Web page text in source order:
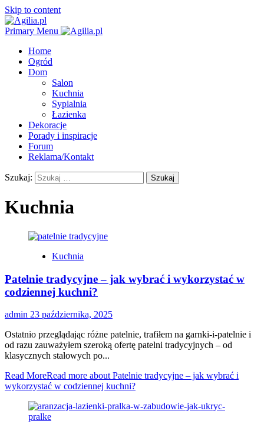
Skip to content
Primary Menu
Home
Ogród
Dom
Salon
Kuchnia
Sypialnia
Łazienka
Dekoracje
Porady i inspiracje
Forum
Reklama/Kontakt
Szukaj:
Kuchnia
Kuchnia
Patelnie tradycyjne – jak wybrać i wykorzystać w
codziennej kuchni?
admin 23 października, 2025
Ostatnio przeglądając różne patelnie, trafiłem na garnki-i-patelnie i
od razu zauważyłem szeroką ofertę patelni tradycyjnych – od
klasycznych stalowych po...
Read MoreRead more about Patelnie tradycyjne – jak wybrać i
wykorzystać w codziennej kuchni?